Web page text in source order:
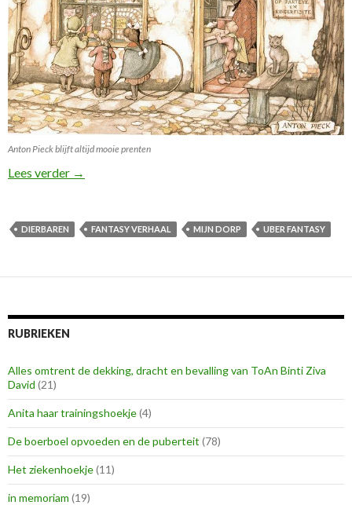
Anton Pieck blijft altijd mooie prenten
Lees verder De plek waar ik graag kom!
→
DIERBAREN FANTASY VERHAAL MIJN DORP UBER FANTASY
RUBRIEKEN
Alles omtrent de dekking, dracht en bevalling van ToAn Binti Ziva
David (21)
Anita haar trainingshoekje(4)
De boerboel opvoeden en de puberteit (78)
Het ziekenhoekje(11)
in memoriam (19)